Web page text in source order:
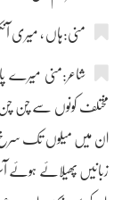
منی:ہاں ، میری
شاعر:منی میرے
مختلف کونوں سے چن چن
ان میں میلوں تک سرخ
زبانیں پھیلائے ہوئے